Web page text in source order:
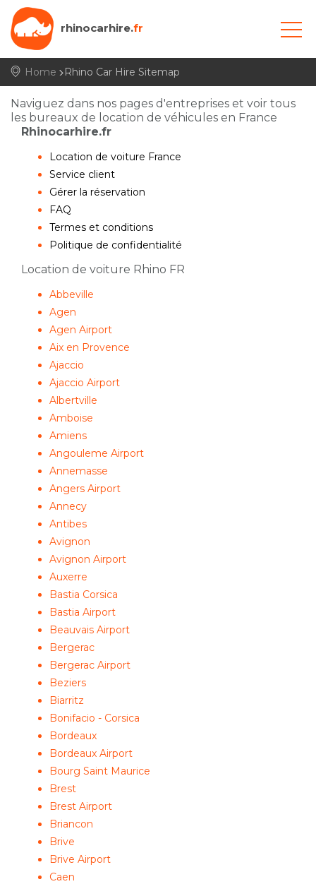
rhinocarhire.fr
Home Rhino Car Hire Sitemap
Naviguez dans nos pages d'entreprises et voir tous
les bureaux de location de véhicules en France
Rhinocarhire.fr
Location de voiture France
Service client
Gérer la réservation
FAQ
Termes et conditions
Politique de confidentialité
Location de voiture Rhino FR
Abbeville
Agen
Agen Airport
Aix en Provence
Ajaccio
Ajaccio Airport
Albertville
Amboise
Amiens
Angouleme Airport
Annemasse
Angers Airport
Annecy
Antibes
Avignon
Avignon Airport
Auxerre
Bastia Corsica
Bastia Airport
Beauvais Airport
Bergerac
Bergerac Airport
Beziers
Biarritz
Bonifacio - Corsica
Bordeaux
Bordeaux Airport
Bourg Saint Maurice
Brest
Brest Airport
Briancon
Brive
Brive Airport
Caen